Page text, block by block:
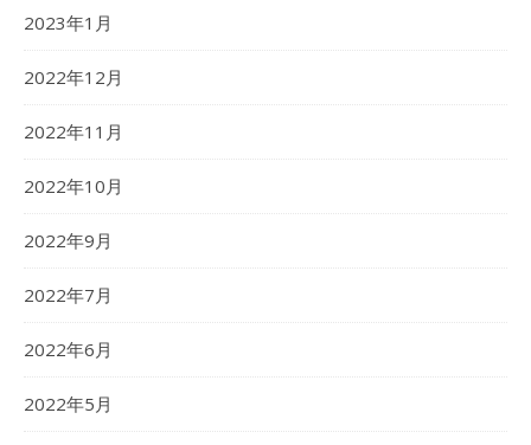
2023年1月
2022年12月
2022年11月
2022年10月
2022年9月
2022年7月
2022年6月
2022年5月